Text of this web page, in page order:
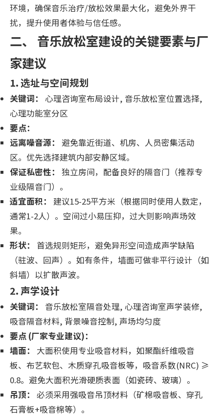
环境，确保音乐治疗/放松效果最大化，避免外界干
扰，提升使用者体验与信任感。
二、 音乐放松室建设的关键要素与厂
家建议
1. 选址与空间规划
关键词：
心理咨询室布局设计, 音乐放松室位置选择,
心理功能室分区
要点：
远离噪音源：
避免靠近街道、机房、人员密集活动
区。优先选择建筑内部安静区域。
保证私密性：
独立房间，配备良好的隔音门（推荐专
业级隔音门）。
适宜面积：
建议15-25平方米（根据同时使用人数定，
通常1-2人）。空间过小易压抑，过大则影响声场效
果。
形状：
首选规则矩形，避免异形空间造成声学缺陷
（驻波、回声）。如有条件，墙面可做非平行设计（如
斜墙）以扩散声波。
2. 声学设计
关键词：
音乐放松室隔音处理, 心理咨询室声学装修,
吸音隔音材料, 背景噪音控制, 声场均匀度
要点 (厂家专业建议)：
墙面：
大面积使用专业吸音材料，如聚酯纤维吸音
板、布艺软包、木质穿孔吸音板等，吸音系数(NRC) ≥
0.8。避免大面积光滑硬质表面（如瓷砖、玻璃）。
吊顶：
必须采用强吸音吊顶材料（矿棉吸音板、穿孔
石膏板+吸音棉等）。